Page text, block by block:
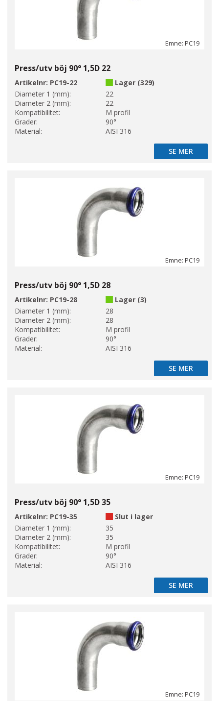
Emne: PC19
Press/utv böj 90° 1,5D 22
Artikelnr: PC19-22
Lager (329)
Diameter 1 (mm):
22
Diameter 2 (mm):
22
Kompatibilitet:
M profil
Grader:
90°
Material:
AISI 316
SE MER
SE MER
Emne: PC19
Press/utv böj 90° 1,5D 28
Artikelnr: PC19-28
Lager (3)
Diameter 1 (mm):
28
Diameter 2 (mm):
28
Kompatibilitet:
M profil
Grader:
90°
Material:
AISI 316
SE MER
SE MER
Emne: PC19
Press/utv böj 90° 1,5D 35
Artikelnr: PC19-35
Slut i lager
Diameter 1 (mm):
35
Diameter 2 (mm):
35
Kompatibilitet:
M profil
Grader:
90°
Material:
AISI 316
SE MER
SE MER
Emne: PC19